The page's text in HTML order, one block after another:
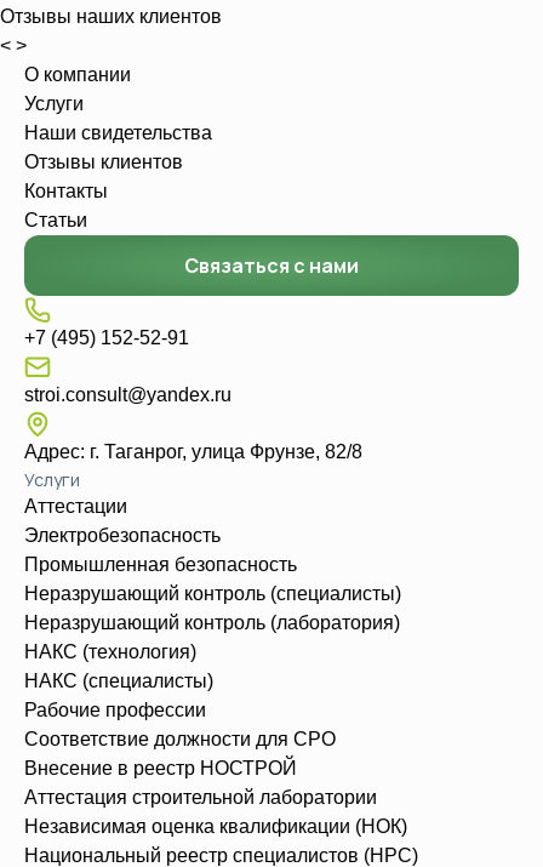
Отзывы наших клиентов
< >
О компании
Услуги
Наши свидетельства
Отзывы клиентов
Контакты
Статьи
Связаться с нами
+7 (495) 152-52-91
stroi.consult@yandex.ru
Адрес: г. Таганрог, улица Фрунзе, 82/8
Услуги
Аттестации
Электробезопасность
Промышленная безопасность
Неразрушающий контроль (специалисты)
Неразрушающий контроль (лаборатория)
НАКС (технология)
НАКС (специалисты)
Рабочие профессии
Соответствие должности для СРО
Внесение в реестр НОСТРОЙ
Аттестация строительной лаборатории
Независимая оценка квалификации (НОК)
Национальный реестр специалистов (НРС)